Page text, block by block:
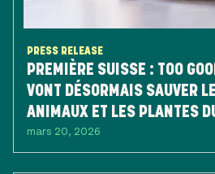
PRESS RELEASE
PREMIÈRE SUISSE : TOO
VONT DÉSORMAIS SAUVER
ANIMAUX ET LES PLANTES
mars 20, 2026